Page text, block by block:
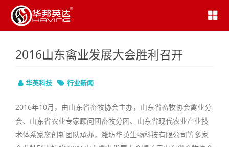
2016山东禽业发展大会胜利召开
华英科技 行业新闻
2016年10月，由山东省畜牧协会主办，山东省畜牧协会禽业分
会、山东省农业专家顾问团畜牧分团、山东省现代农业产业技
术体系家禽创新团队承办，潍坊华英生物科技有限公司等多家